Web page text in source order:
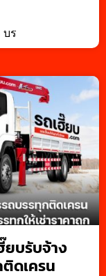
บร
ยบรับจ้าง
ติดเครน